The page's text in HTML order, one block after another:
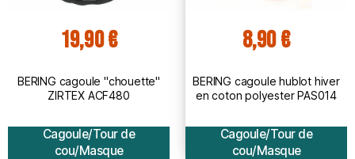
19,90 €
BERING cagoule "chouette"
ZIRTEX ACF480
Cagoule/Tour de
cou/Masque
8,90 €
BERING cagoule hublot hiver
en coton polyester PAS014
Cagoule/Tour de
cou/Masque